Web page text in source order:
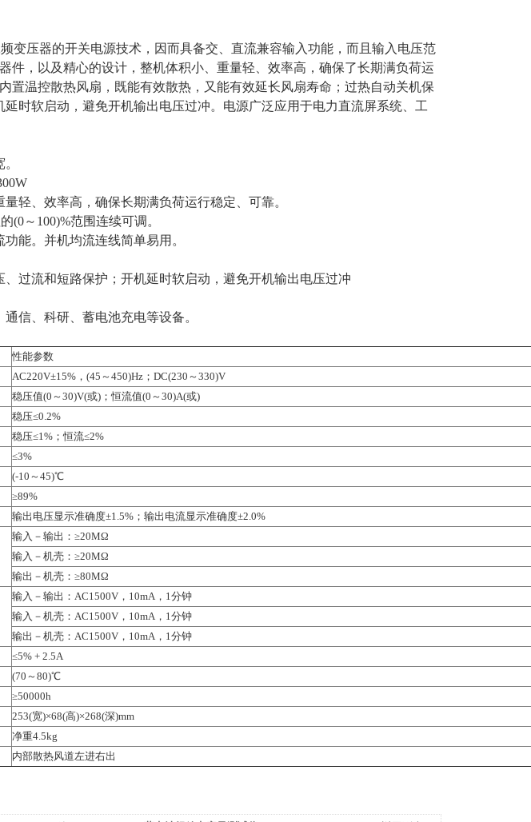
变压器的开关电源技术，因而具备交、直流兼容输入功能，而且输入电压范
件，以及精心的设计，整机体积小、重量轻、效率高，确保了长期满负荷运
置温控散热风扇，既能有效散热，又能有效延长风扇寿命；过热自动关机保
时软启动，避免开机输出电压过冲。电源广泛应用于电力直流屏系统、工
轻、效率高，确保长期满负荷运行稳定、可靠。
～100)%范围连续可调。
能。并机均流连线简单易用。
过流和短路保护；开机延时软启动，避免开机输出电压过冲
信、科研、蓄电池充电等设备。
性能参数
AC220V±15%，(45～450)Hz；DC(230～330)V
稳压值(0～30)V(或)；恒流值(0～30)A(或)
稳压≤0.2%
稳压≤1%；恒流≤2%
≤3%
(-10～45)℃
≥89%
输出电压显示准确度±1.5%；输出电流显示准确度±2.0%
输入－输出：≥20MΩ
输入－机壳：≥20MΩ
输出－机壳：≥80MΩ
输入－输出：AC1500V，10mA，1分钟
输入－机壳：AC1500V，10mA，1分钟
输出－机壳：AC1500V，10mA，1分钟
≤5% + 2.5A
(70～80)℃
≥50000h
253(宽)×68(高)×268(深)mm
净重4.5kg
内部散热风道左进右出